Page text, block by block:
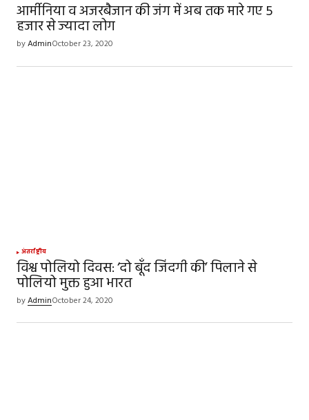
Your E-mail*
browser for the next time I comment.
आर्मीनिया व अजरबैजान की जंग में अब तक मारे गए 5
हजार से ज्यादा लोग
byAdminOctober 23, 2020
अंतर्राष्ट्रीय
विश्व पोलियो दिवस: ‘दो बूँद जिंदगी की’ पिलाने से
पोलियो मुक्त हुआ भारत
byAdminOctober 24, 2020